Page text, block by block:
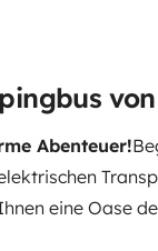
Abenteuer!
eine Oase
sind Sie